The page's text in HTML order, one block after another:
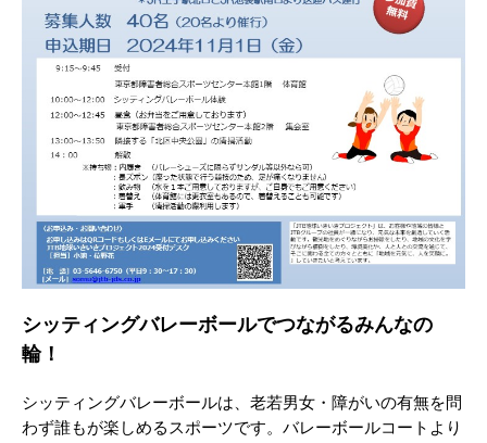
シッティングバレーボールでつながるみんなの
輪！
シッティングバレーボールは、老若男女・障がいの有無を問
わず誰もが楽しめるスポーツです。バレーボールコートより